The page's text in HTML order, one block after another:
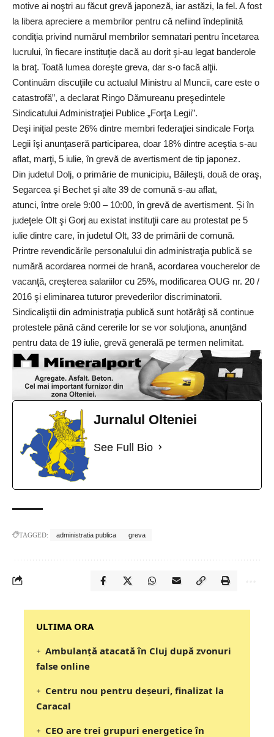
motive ai noştri au făcut grevă japoneză, iar astăzi, la fel. A fost
la libera apreciere a membrilor pentru că nefiind îndeplinită
condiţia privind numărul membrilor semnatari pentru încetarea
lucrului, în fiecare instituţie dacă au dorit şi-au legat banderole
la braţ. Toată lumea doreşte greva, dar s-o facă alţii.
Continuăm discuţiile cu actualul Ministru al Muncii, care este o
catastrofă”, a declarat Ringo Dămureanu preşedintele
Sindicatului Administraţiei Publice „Forţa Legii”.
Deşi iniţial peste 26% dintre membri federaţiei sindicale Forţa
Legii îşi anunţaseră participarea, doar 18% dintre aceştia s-au
aflat, marţi, 5 iulie, în grevă de avertisment de tip japonez.
Din judetul Dolj, o primărie de municipiu, Băileşti, două de oraş,
Segarcea şi Bechet şi alte 39 de comună s-au aflat,
atunci, între orele 9:00 – 10:00, în grevă de avertisment. Și în
judeţele Olt şi Gorj au existat instituţii care au protestat pe 5
iulie dintre care, în judetul Olt, 33 de primării de comună.
Printre revendicările personalului din administraţia publică se
numără acordarea normei de hrană, acordarea voucherelor de
vacanţă, creşterea salariilor cu 25%, modificarea OUG nr. 20 /
2016 şi eliminarea tuturor prevederilor discriminatorii.
Sindicaliştii din administraţia publică sunt hotărâţi să continue
protestele până când cererile lor se vor soluţiona, anunţând
pentru data de 19 iulie, grevă generală pe termen nelimitat.
Jurnalul Olteniei
See Full Bio
TAGGED: administratia publica greva
‎‎‎‎‎‎‎ULTIMA ORA
Ambulanță atacată în Cluj după zvonuri
false online
Centru nou pentru deșeuri, finalizat la
Caracal
CEO are trei grupuri energetice în